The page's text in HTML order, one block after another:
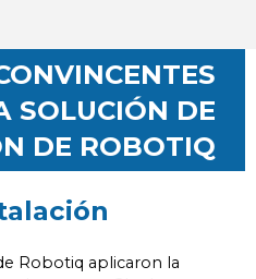
SOLUCIÓN DE
DE ROBOTIQ
Robotiq aplicaron la